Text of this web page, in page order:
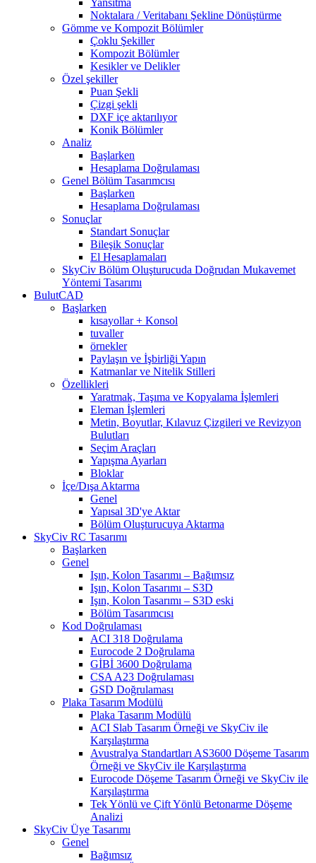
Yansıtma
Noktalara / Veritabanı Şekline Dönüştürme
Gömme ve Kompozit Bölümler
Çoklu Şekiller
Kompozit Bölümler
Kesikler ve Delikler
Özel şekiller
Puan Şekli
Çizgi şekli
DXF içe aktarılıyor
Konik Bölümler
Analiz
Başlarken
Hesaplama Doğrulaması
Genel Bölüm Tasarımcısı
Başlarken
Hesaplama Doğrulaması
Sonuçlar
Standart Sonuçlar
Bileşik Sonuçlar
El Hesaplamaları
SkyCiv Bölüm Oluşturucuda Doğrudan Mukavemet
Yöntemi Tasarımı
BulutCAD
Başlarken
kısayollar + Konsol
tuvaller
örnekler
Paylaşın ve İşbirliği Yapın
Katmanlar ve Nitelik Stilleri
Özellikleri
Yaratmak, Taşıma ve Kopyalama İşlemleri
Eleman İşlemleri
Metin, Boyutlar, Kılavuz Çizgileri ve Revizyon
Bulutları
Seçim Araçları
Yapışma Ayarları
Bloklar
İçe/Dışa Aktarma
Genel
Yapısal 3D'ye Aktar
Bölüm Oluşturucuya Aktarma
SkyCiv RC Tasarımı
Başlarken
Genel
Işın, Kolon Tasarımı – Bağımsız
Işın, Kolon Tasarımı – S3D
Işın, Kolon Tasarımı – S3D eski
Bölüm Tasarımcısı
Kod Doğrulaması
ACI 318 Doğrulama
Eurocode 2 Doğrulama
GİBİ 3600 Doğrulama
CSA A23 Doğrulaması
GSD Doğrulaması
Plaka Tasarım Modülü
Plaka Tasarım Modülü
ACI Slab Tasarım Örneği ve SkyCiv ile
Karşılaştırma
Avustralya Standartları AS3600 Döşeme Tasarım
Örneği ve SkyCiv ile Karşılaştırma
Eurocode Döşeme Tasarım Örneği ve SkyCiv ile
Karşılaştırma
Tek Yönlü ve Çift Yönlü Betonarme Döşeme
Analizi
SkyCiv Üye Tasarımı
Genel
Bağımsız